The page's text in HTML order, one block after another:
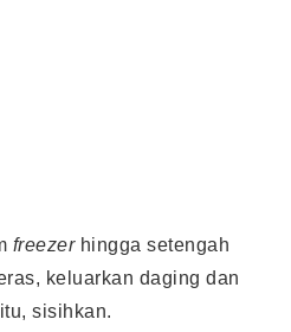
freezerhingga setengah
keluarkan daging dan
sisihkan.